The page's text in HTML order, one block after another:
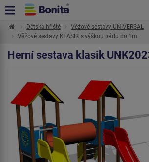
Dětská hřiště
Věžové sestavy UNIVERSAL
Věžové sestavy KLASIK s výškou pádu do 1m
Herní sestava klasik